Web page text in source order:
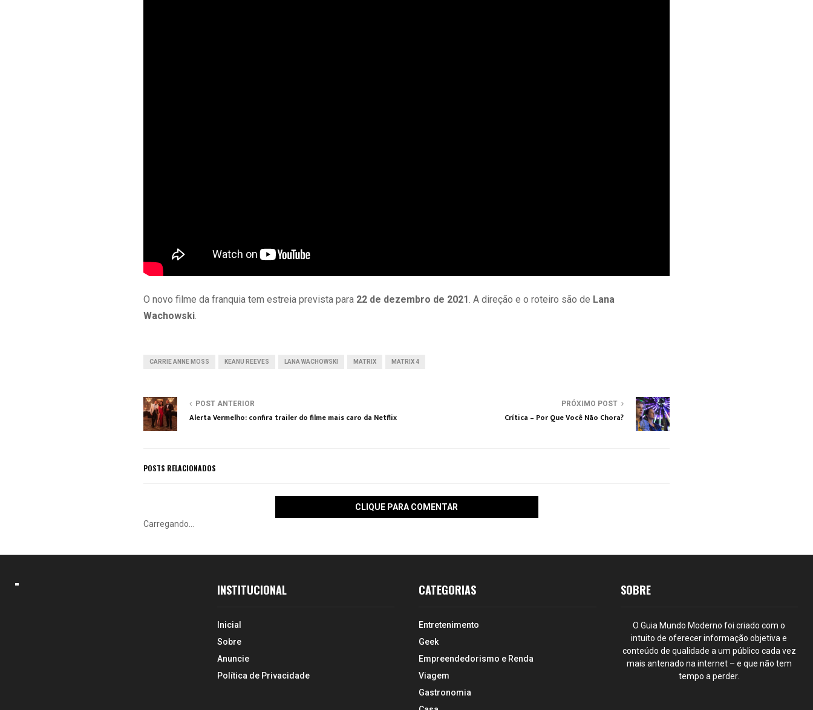
O novo filme da franquia tem estreia prevista para 22 de dezembro de 2021. A direção e o roteiro são de Lana
Wachowski.
CARRIE ANNE MOSS KEANU REEVES LANA WACHOWSKI MATRIX MATRIX 4
POST ANTERIOR
Alerta Vermelho: confira trailer do filme mais caro da Netflix
PRÓXIMO POST
Crítica – Por Que Você Não Chora?
POSTS RELACIONADOS
CLIQUE PARA COMENTAR
Carregando...
INSTITUCIONAL
Inicial
Sobre
Anuncie
Política de Privacidade
CATEGORIAS
Entretenimento
Geek
Empreendedorismo e Renda
Viagem
Gastronomia
SOBRE
O Guia Mundo Moderno foi criado com o
intuito de oferecer informação objetiva e
conteúdo de qualidade a um público cada vez
mais antenado na internet – e que não tem
tempo a perder.